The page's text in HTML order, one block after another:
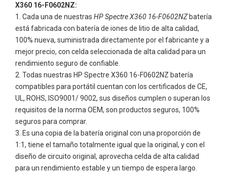
X360 16-F0602NZ:
Cada una de nuestras HP Spectre X360 16-F0602NZbatería
está fabricada con batería de iones de litio de alta calidad,
100% nueva, suministrada directamente por el fabricante y a
mejor precio, con celda seleccionada de alta calidad para un
rendimiento seguro de confiable.
Todas nuestras HP Spectre X360 16-F0602NZ batería
compatibles para portátil cuentan con los certificados de CE,
UL, ROHS, ISO9001/ 9002, sus diseños cumplen o superan los
requisitos de la norma OEM, son productos seguros, 100%
seguros para comprar.
Es una copia de la batería original con una proporción de
1:1, tiene el tamaño totalmente igual que la original, y con el
diseño de circuito original, aprovecha celda de alta calidad
para un rendimiento estable y un tiempo de espera largo.